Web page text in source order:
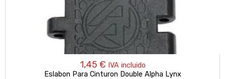
1,45 € IVA incluido
Eslabon Para Cinturon Double Alpha Lynx